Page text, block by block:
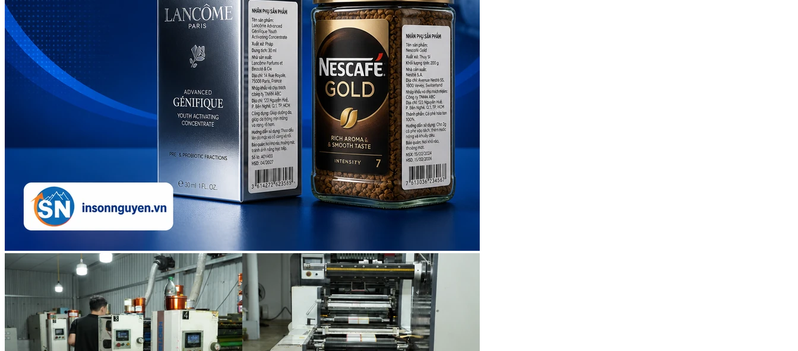
In dập nổi
In dập chìm
Cán màng mờ
Cán màng bóng
Bế thành phẩm
Tin tức
Kiến thức in tem nhãn
Kiến thức in ấn
Tuyển dụng